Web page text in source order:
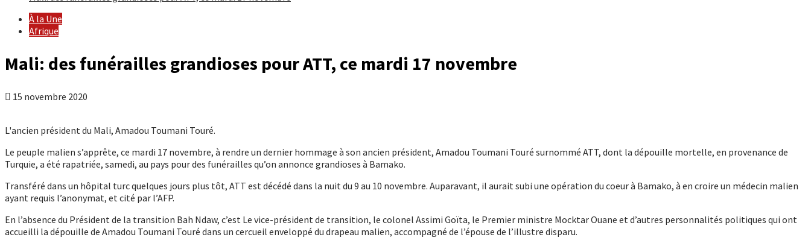
À la Une
Afrique
Mali: des funérailles grandioses pour ATT, ce mardi 17 novembre
15 novembre 2020
L'ancien président du Mali, Amadou Toumani Touré.
Le peuple malien s’apprête, ce mardi 17 novembre, à rendre un dernier hommage à son ancien président, Amadou Toumani Touré surnommé ATT, dont la dépouille mortelle, en provenance de
Turquie, a été rapatriée, samedi, au pays pour des funérailles qu’on annonce grandioses à Bamako.
Transféré dans un hôpital turc quelques jours plus tôt, ATT est décédé dans la nuit du 9 au 10 novembre. Auparavant, il aurait subi une opération du coeur à Bamako, à en croire un médecin malien
ayant requis l’anonymat, et cité par l’AFP.
En l’absence du Président de la transition Bah Ndaw, c’est Le vice-président de transition, le colonel Assimi Goïta, le Premier ministre Mocktar Ouane et d’autres personnalités politiques qui ont
accueilli la dépouille de Amadou Toumani Touré dans un cercueil enveloppé du drapeau malien, accompagné de l’épouse de l’illustre disparu.